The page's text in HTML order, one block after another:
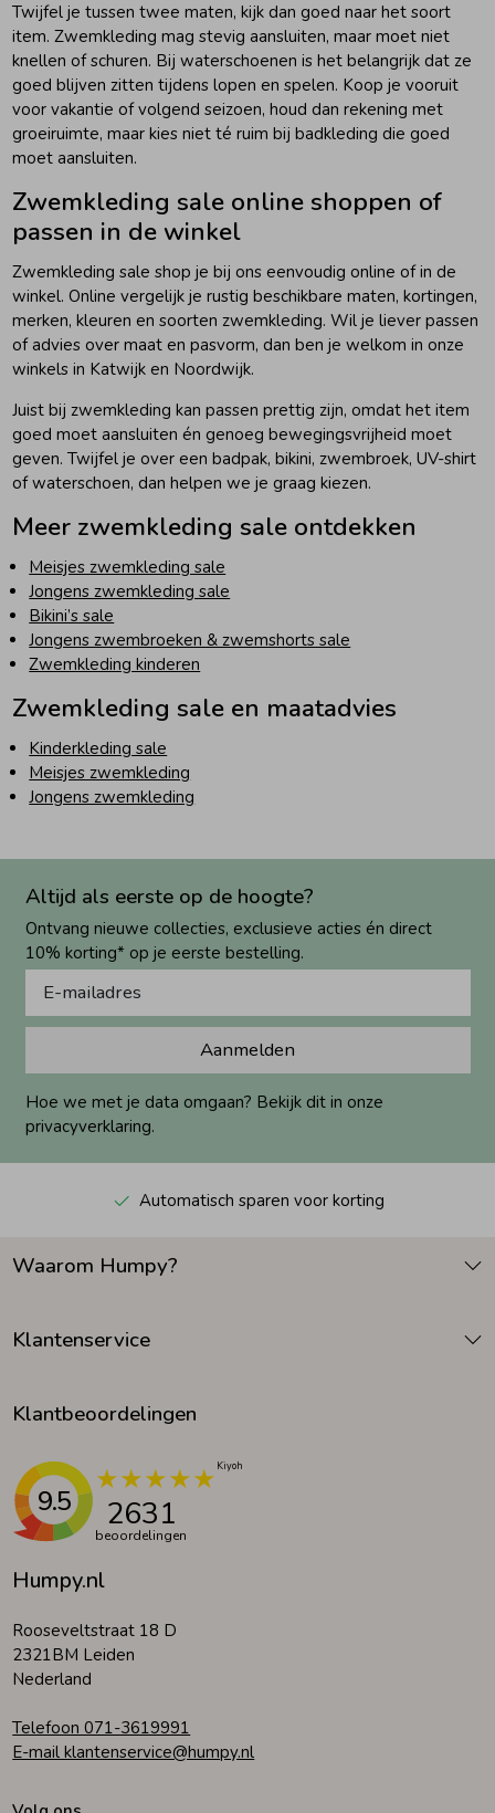
Twijfel je tussen twee maten, kijk dan goed naar het soort
item. Zwemkleding mag stevig aansluiten, maar moet niet
knellen of schuren. Bij waterschoenen is het belangrijk dat ze
goed blijven zitten tijdens lopen en spelen. Koop je vooruit
voor vakantie of volgend seizoen, houd dan rekening met
groeiruimte, maar kies niet té ruim bij badkleding die goed
moet aansluiten.
Zwemkleding sale online shoppen of
passen in de winkel
Zwemkleding sale shop je bij ons eenvoudig online of in de
winkel. Online vergelijk je rustig beschikbare maten, kortingen,
merken, kleuren en soorten zwemkleding. Wil je liever passen
of advies over maat en pasvorm, dan ben je welkom in onze
winkels in Katwijk en Noordwijk.
Juist bij zwemkleding kan passen prettig zijn, omdat het item
goed moet aansluiten én genoeg bewegingsvrijheid moet
geven. Twijfel je over een badpak, bikini, zwembroek, UV-shirt
of waterschoen, dan helpen we je graag kiezen.
Meer zwemkleding sale ontdekken
Meisjes zwemkleding sale
Jongens zwemkleding sale
Bikini’s sale
Jongens zwembroeken & zwemshorts sale
Zwemkleding kinderen
Zwemkleding sale en maatadvies
Kinderkleding sale
Meisjes zwemkleding
Jongens zwemkleding
Altijd als eerste op de hoogte?
Ontvang nieuwe collecties, exclusieve acties én direct
10% korting* op je eerste bestelling.
Aanmelden
Hoe we met je data omgaan? Bekijk dit in onze
privacyverklaring.
Automatisch sparen voor korting
Humpy.nl
Rooseveltstraat 18 D
2321BM Leiden
Nederland
Telefoon 071-3619991
E-mail klantenservice@humpy.nl
Waarom Humpy?
Klantenservice
Klantbeoordelingen
9.5 2631
beoordelingen